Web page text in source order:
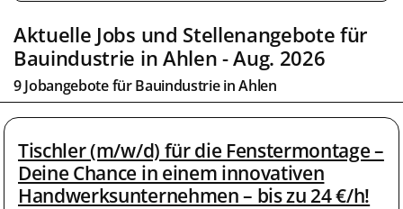
Aktuelle Jobs und Stellenangebote für
Bauindustrie inAhlen- Aug. 2026
9 Jobangebote fürBauindustrieinAhlen
Tischler (m/w/d) für die Fenstermontage –
Deine Chance in einem innovativen
Handwerksunternehmen – bis zu 24 €/h!